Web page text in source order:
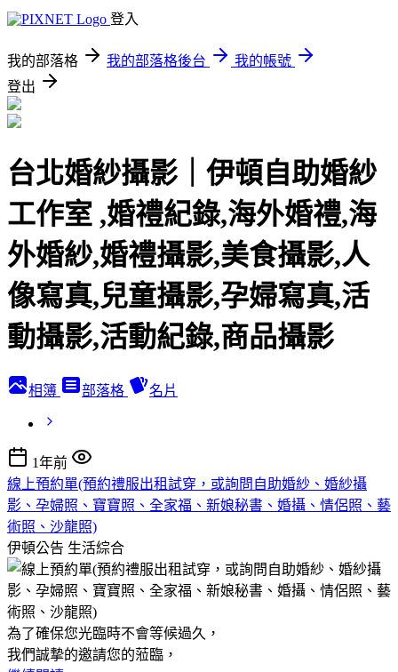
登入
我的部落格 我的部落格後台
我的帳號
登出
台北婚紗攝影｜伊頓自助婚紗
工作室 ,婚禮紀錄,海外婚禮,海
外婚紗,婚禮攝影,美食攝影,人
像寫真,兒童攝影,孕婦寫真,活
動攝影,活動紀錄,商品攝影
相簿 部落格 名片
1年前
線上預約單(預約禮服出租試穿，或詢問自助婚紗、婚紗攝
影、孕婦照、寶寶照、全家福、新娘秘書、婚攝、情侶照、藝
術照、沙龍照)
伊頓公告 生活綜合
為了確保您光臨時不會等候過久，
我們誠摯的邀請您的蒞臨，